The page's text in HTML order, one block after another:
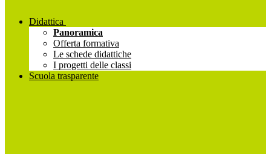
Didattica
Panoramica
Offerta formativa
Le schede didattiche
I progetti delle classi
Scuola trasparente